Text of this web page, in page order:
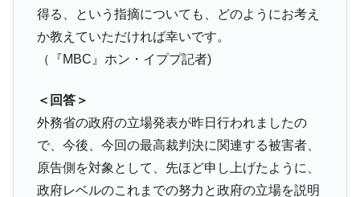
得る、という指摘についても、どのようにお考え
か教えていただければ幸いです。
（『MBC』ホン・イププ記者)
＜回答＞
外務省の政府の立場発表が昨日行われましたの
で、今後、今回の最高裁判決に関連する被害者、
原告側を対象として、先ほど申し上げたように、
政府レベルのこれまでの努力と政府の立場を説明